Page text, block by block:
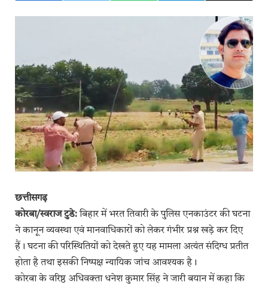
छत्तीसगढ़
कोरबा/स्वराज टुडे:बिहार में भरत तिवारी के पुलिस एनकाउंटर की घटना
ने कानून व्यवस्था एवं मानवाधिकारों को लेकर गंभीर प्रश्न खड़े कर दिए
हैं। घटना की परिस्थितियों को देखते हुए यह मामला अत्यंत संदिग्ध प्रतीत
होता है तथा इसकी निष्पक्ष न्यायिक जांच आवश्यक है।
कोरबा के वरिष्ठ अधिवक्ता धनेश कुमार सिंह ने जारी बयान में कहा कि